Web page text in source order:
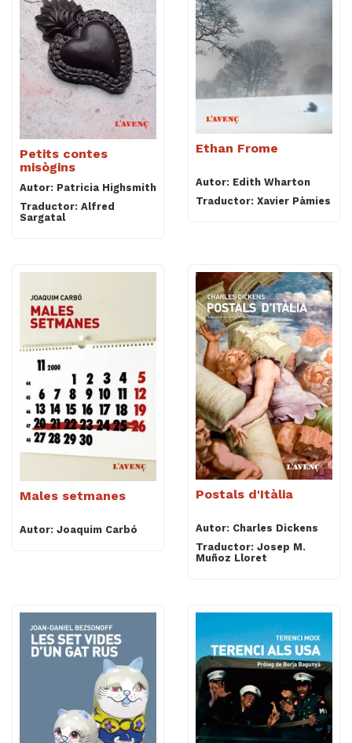
Petits contes
misògins
Autor: Patricia Highsmith
Traductor: Alfred
Sargatal
Ethan Frome
Autor: Edith Wharton
Traductor: Xavier Pàmies
Males setmanes
Autor: Joaquim Carbó
Postals d'Itàlia
Autor: Charles Dickens
Traductor: Josep M.
Muñoz Lloret